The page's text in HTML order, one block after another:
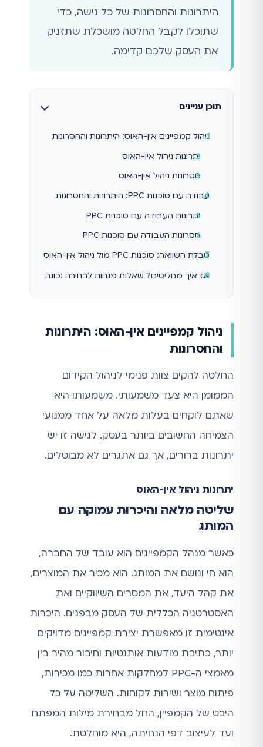
היתרונות והחסרונות של כל גישה, כדי
שתוכלו לקבל החלטה מושכלת שתזניק
את העסק שלכם קדימה.
תוכן עניינים
ניהול קמפיינים אין-האוס: היתרונות והחסרונות
יתרונות ניהול אין-האוס
חסרונות ניהול אין-האוס
עבודה עם סוכנות PPC: היתרונות והחסרונות
יתרונות העבודה עם סוכנות PPC
חסרונות העבודה עם סוכנות PPC
טבלת השוואה: סוכנות PPC מול ניהול אין-האוס
אז איך מחליטים? שאלות מנחות לבחירה נכונה
ניהול קמפיינים אין-האוס: היתרונות
והחסרונות
החלטה להקים צוות פנימי לניהול הקידום
הממומן היא צעד משמעותי. משמעותו היא
שאתם לוקחים בעלות מלאה על אחד ממנועי
הצמיחה החשובים ביותר בעסק. לגישה זו יש
יתרונות ברורים, אך גם אתגרים לא מבוטלים.
יתרונות ניהול אין-האוס
שליטה מלאה והיכרות עמוקה עם
המותג
כאשר מנהל הקמפיינים הוא עובד של החברה,
הוא חי ונושם את המותג. הוא מכיר את המוצרים,
את קהל היעד, את המסרים השיווקיים ואת
האסטרטגיה הכללית של העסק מבפנים. היכרות
אינטימית זו מאפשרת יצירת קמפיינים מדויקים
יותר, כתיבת מודעות אותנטיות וחיבור מהיר בין
מאמצי ה-PPC למחלקות אחרות כמו מכירות,
פיתוח מוצר ושירות לקוחות. השליטה על כל
היבט של הקמפיין, החל מבחירת מילות המפתח
ועד לעיצוב דפי הנחיתה, היא מוחלטת.